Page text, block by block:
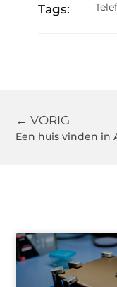
Tags:
← VORIG
Een huis vinden in